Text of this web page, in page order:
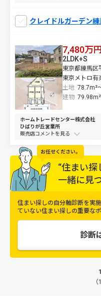
クレイドルガーデン
7,480万
東京都練馬区
東京メトロ有
土地 78.7m²
2LDK+S
建物
ホームトレードセンター株式会社
ひばりが丘営業所
販売店コメントを
お任せください。
“住まい探
一緒に見
住まい探しの自分軸診断を実
ていない住まい探しの重要な
診断